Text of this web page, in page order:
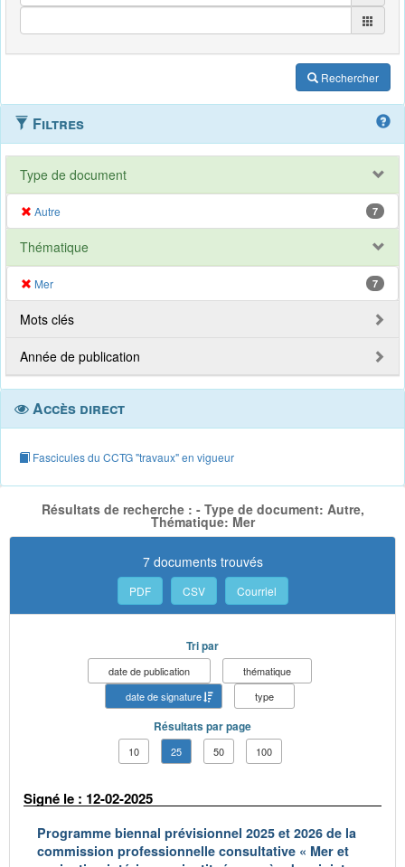
Rechercher
Filtres
Type de document
Autre 7
Thématique
Mer 7
Mots clés
Année de publication
Accès direct
Fascicules du CCTG "travaux" en vigueur
Résultats de recherche : - Type de document: Autre,
Thématique: Mer
7 documents trouvés
PDF CSV Courriel
Tri par
date de publication
thématique
date de signature
type
Résultats par page
10 25 50 100
Signé le : 12-02-2025
Programme biennal prévisionnel 2025 et 2026 de la
commission professionnelle consultative « Mer et